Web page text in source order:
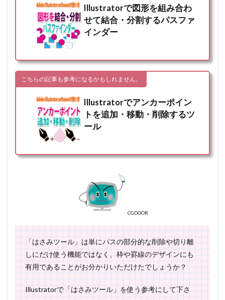
Illustratorで図形を組み合わ
せて結合・分割するパスファ
インダー
こちらの記事も参考になるかもしれません。
Illustratorでアンカーポイン
トを追加・移動・削除するツ
ール
CGDOOR
「はさみツール」は単にパスの部分的な削除や切り離
しにだけ使う機能ではなく、枠や罫線のデザインにも
有用であることがお分かりいただけたでしょうか？
Illustratorで「はさみツール」を使う参考にして下さ